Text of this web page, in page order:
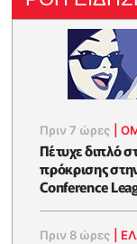
Πριν 7 ώρες |
Πέτυχε διπλό
πρόκρισης
Conference
Πριν 8 ώρες